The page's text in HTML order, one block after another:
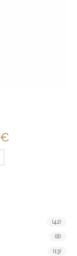
€
(42)
(8)
(13)